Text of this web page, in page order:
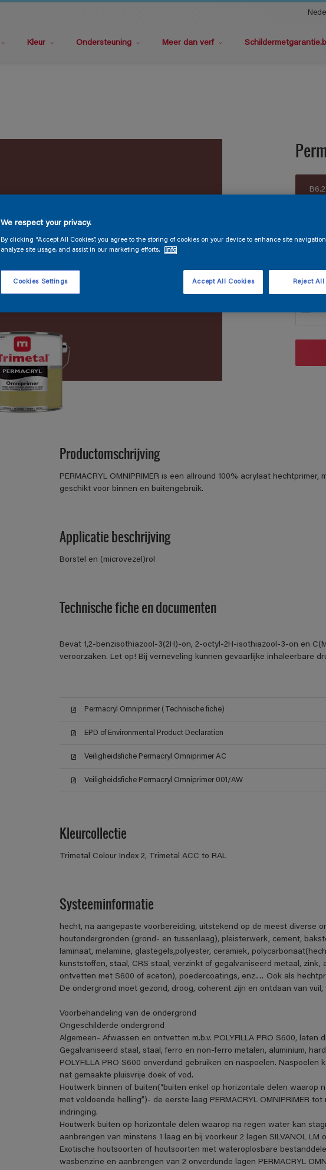
Kleur Ondersteuning Meer dan verf
Productomschrijving
PERMACRYL OMNIPRIMER is een allround 100% acrylaat
geschikt voor binnen en buitengebruik.
Applicatie beschrijving
Borstel en (microvezel)rol
Technische fiche en documenten
Bevat 1,2-benzisothiazool-3(2H)-on, 2-octyl-2H-isothiazool-3-on en
veroorzaken. Let op! Bij verneveling kunnen gevaarlijke inhaleerbare
Permacryl Omniprimer (Technische fiche)
EPD of Environmental Product Declaration
Veiligheidsfiche Permacryl Omniprimer AC
Veiligheidsfiche Permacryl Omniprimer 001/AW
Kleurcollectie
Trimetal Colour Index 2, Trimetal ACC to RAL
Systeeminformatie
hecht, na aangepaste voorbereiding, uitstekend op de meest diverse
houtondergronden (grond- en tussenlaag), pleisterwerk, cement,
laminaat, melamine, glastegels,polyester, ceramiek,
kunststoffen, staal, CRS staal, verzinkt of gegalvaniseerd metaal, zink,
ontvetten met S600 of aceton), poedercoatings, enz.… Ook als
De ondergrond moet gezond, droog, coherent zijn en ontdaan van
Voorbehandeling van de ondergrond
Ongeschilderde ondergrond
Algemeen- Afwassen en ontvetten m.b.v. POLYFILLA PRO S600, laten
Gegalvaniseerd staal, staal, ferro en non-ferro metalen, aluminium,
POLYFILLA PRO S600 onverdund gebruiken en naspoelen.
nat gemaakte pluisvrije doek of vod.
Houtwerk binnen of buiten(“buiten enkel op horizontale delen waarop
met voldoende helling”)- de eerste laag PERMACRYL OMNIPRIMER
indringing.
Houtwerk buiten op horizontale delen waarop na regen water kan
aanbrengen van minstens 1 laag en bij voorkeur 2 lagen SILVANOL LM
Exotische houtsoorten of houtsoorten met wateroplosbare
wasbenzine en aanbrengen van 2 onverdunde lagen PERMACRYL
We respect your privacy.
By clicking “Accept All Cookies”, you agree to the storing of cookies on your device to enhance site
analyze site usage, and assist in our marketing efforts.
Info
Cookies Settings Reject All
Accept All Cookies